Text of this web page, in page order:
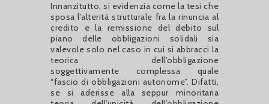
Innanzitutto, si evidenzia come la tesi che
sposa l’alterità strutturale fra la rinuncia al
credito e la remissione del debito sul
piano delle obbligazioni solidali sia
valevole solo nel caso in cui si abbracci la
teorica dell’obbligazione
soggettivamente complessa quale
“fascio di obbligazioni autonome”. Difatti,
se si aderisse alla seppur minoritaria